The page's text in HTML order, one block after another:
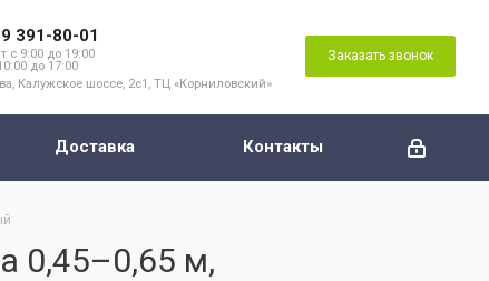
391-80-01
с 9:00 до 19:00
до 17:00
Калужское шоссе, 2с1, ТЦ «Корниловский»
Заказать звонок
Доставка Контакты
0,45–0,65 м,